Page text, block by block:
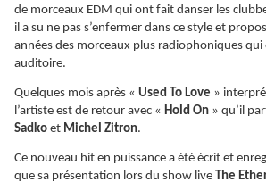
de morceaux EDM qui ont fait danser les
il a su ne pas s’enfermer dans ce style et
années des morceaux plus radiophoniques
auditoire.
Quelques mois après « Used To Love »
l’artiste est de retour avec « Hold On » qu’il
Sadko et Michel Zitron.
Ce nouveau hit en puissance a été écrit et
que sa présentation lors du show live The